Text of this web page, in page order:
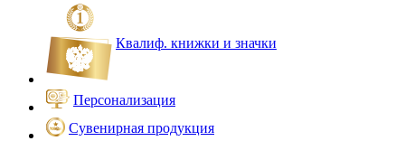
Квалиф. книжки и значки
Персонализация
Сувенирная продукция